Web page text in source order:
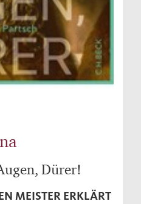
Dürer!
MEISTER ERKLÄRT